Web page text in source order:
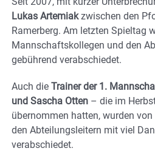
Lukas Artemiakzwischen den
Ramerberg. Am letzten Spieltag
Mannschaftskollegen und den
gebührend verabschiedet.
Auch die Trainer der 1.
und Sascha Otten – die im
übernommen hatten, wurden
den Abteilungsleitern mit viel
verabschiedet.